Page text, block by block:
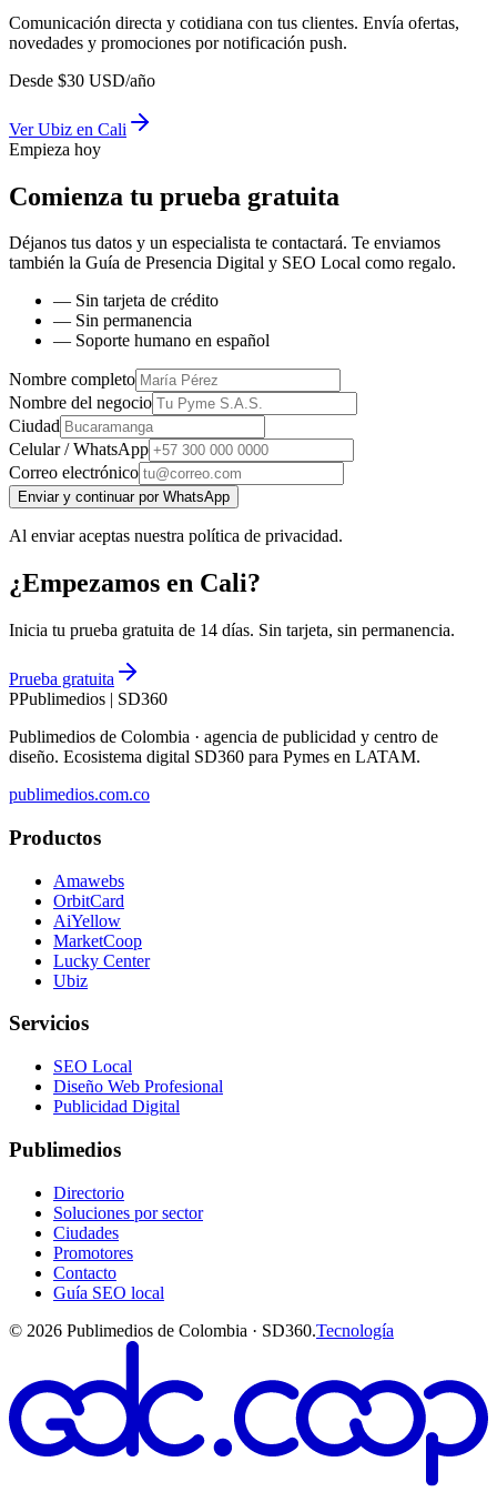
Comunicación directa y cotidiana con tus clientes. Envía ofertas,
novedades y promociones por notificación push.
Desde $30 USD/año
VerUbiz en Cali
Empieza hoy
Comienza tu prueba gratuita
Déjanos tus datos y un especialista te contactará. Te enviamos
también la Guía de Presencia Digital y SEO Local como regalo.
— Sin tarjeta de crédito
— Sin permanencia
— Soporte humano en español
Nombre completo
Nombre del negocio
Ciudad
Celular / WhatsApp
Correo electrónico
Enviar y continuar por WhatsApp
Al enviar aceptas nuestra política de privacidad.
¿Empezamos en Cali?
Inicia tu prueba gratuita de 14 días. Sin tarjeta, sin permanencia.
Prueba gratuita
PPublimedios | SD360
Publimedios de Colombia · agencia de publicidad y centro de
diseño. Ecosistema digital SD360 para Pymes en LATAM.
publimedios.com.co
Productos
Amawebs
OrbitCard
AiYellow
MarketCoop
Lucky Center
Ubiz
Servicios
SEO Local
Diseño Web Profesional
Publicidad Digital
Publimedios
Directorio
Soluciones por sector
Ciudades
Promotores
Contacto
Guía SEO local
© 2026 Publimedios de Colombia · SD360.Tecnología